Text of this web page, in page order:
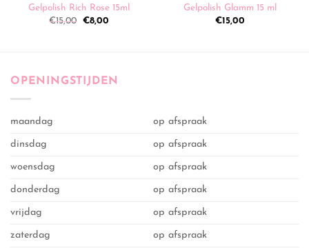
Gelpolish Rich Rose 15ml
€15,00
Oorspronkelijke
€8,00Huidige
Gelpolish Glamm 15 ml
€15,00
OPENINGSTIJDEN
maandag op afspraak
dinsdag op afspraak
woensdag op afspraak
donderdag op afspraak
vrijdag op afspraak
zaterdag op afspraak